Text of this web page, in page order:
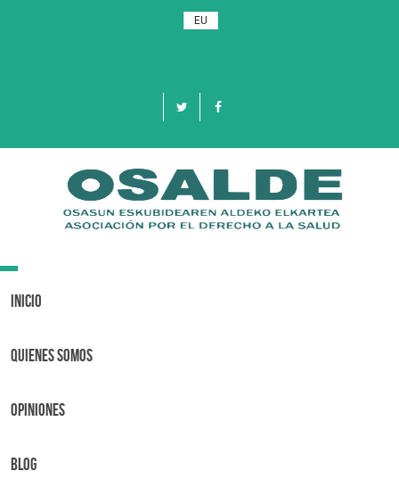
EU
Toggle
Inicio
Quienes Somos
OPINIONES
BLOG